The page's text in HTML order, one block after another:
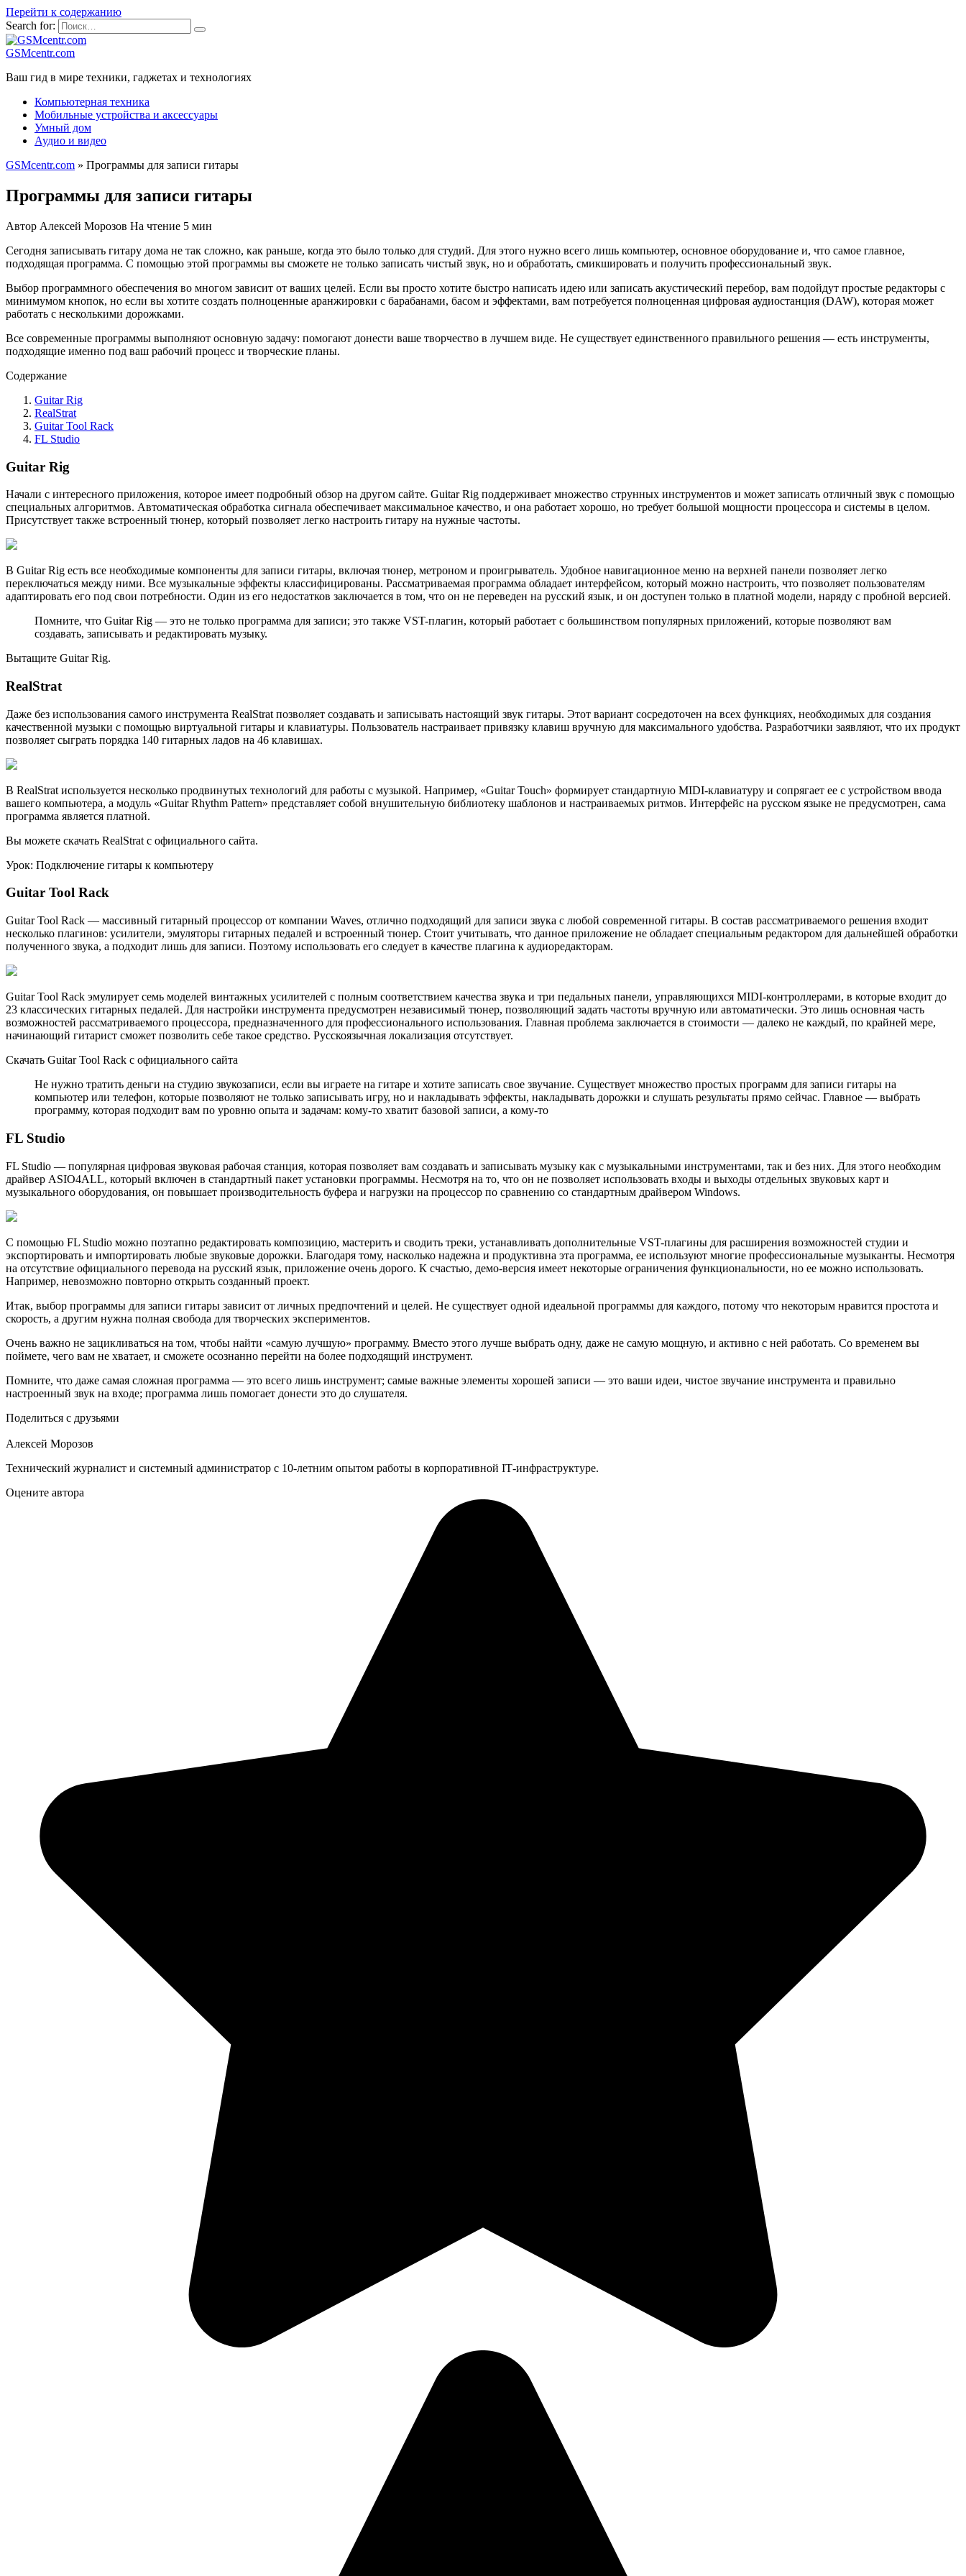
Перейти к содержанию
Search for:
GSMcentr.com
Ваш гид в мире техники, гаджетах и технологиях
Компьютерная техника
Мобильные устройства и аксессуары
Умный дом
Аудио и видео
GSMcentr.com » Программы для записи гитары
Программы для записи гитары
Автор Алексей Морозов На чтение 5 мин
Сегодня записывать гитару дома не так сложно, как раньше, когда это было только для студий. Для этого нужно всего лишь компьютер, основное оборудование и, что самое главное,
подходящая программа. С помощью этой программы вы сможете не только записать чистый звук, но и обработать, смикшировать и получить профессиональный звук.
Выбор программного обеспечения во многом зависит от ваших целей. Если вы просто хотите быстро написать идею или записать акустический перебор, вам подойдут простые редакторы с
минимумом кнопок, но если вы хотите создать полноценные аранжировки с барабанами, басом и эффектами, вам потребуется полноценная цифровая аудиостанция (DAW), которая может
работать с несколькими дорожками.
Все современные программы выполняют основную задачу: помогают донести ваше творчество в лучшем виде. Не существует единственного правильного решения — есть инструменты,
подходящие именно под ваш рабочий процесс и творческие планы.
Содержание
Guitar Rig
RealStrat
Guitar Tool Rack
FL Studio
Guitar Rig
Начали с интересного приложения, которое имеет подробный обзор на другом сайте. Guitar Rig поддерживает множество струнных инструментов и может записать отличный звук с помощью
специальных алгоритмов. Автоматическая обработка сигнала обеспечивает максимальное качество, и она работает хорошо, но требует большой мощности процессора и системы в целом.
Присутствует также встроенный тюнер, который позволяет легко настроить гитару на нужные частоты.
В Guitar Rig есть все необходимые компоненты для записи гитары, включая тюнер, метроном и проигрыватель. Удобное навигационное меню на верхней панели позволяет легко
переключаться между ними. Все музыкальные эффекты классифицированы. Рассматриваемая программа обладает интерфейсом, который можно настроить, что позволяет пользователям
адаптировать его под свои потребности. Один из его недостатков заключается в том, что он не переведен на русский язык, и он доступен только в платной модели, наряду с пробной версией.
Помните, что Guitar Rig — это не только программа для записи; это также VST-плагин, который работает с большинством попyлярных приложений, которые позволяют вам
создавать, записывать и редактировать музыку.
Вытащите Guitar Rig.
RealStrat
Даже без использования самого инструмента RealStrat позволяет создавать и записывать настоящий звук гитары. Этот вариант сосредоточен на всех функциях, необходимых для создания
качественной музыки с помощью виртуальной гитары и клавиатуры. Пользователь настраивает привязку клавиш вручную для максимального удобства. Разработчики заявляют, что их продукт
позволяет сыграть порядка 140 гитарных ладов на 46 клавишах.
В RealStrat используется несколько продвинутых технологий для работы с музыкой. Например, «Guitar Touch» формирует стандартную MIDI-клавиатуру и сопрягает ее с устройством ввода
вашего компьютера, а модуль «Guitar Rhythm Pattern» представляет собой внушительную библиотеку шаблонов и настраиваемых ритмов. Интерфейс на русском языке не предусмотрен, сама
программа является платной.
Вы можете скачать RealStrat с официального сайта.
Урок: Подключение гитары к компьютеру
Guitar Tool Rack
Guitar Tool Rack — массивный гитарный процессор от компании Waves, отлично подходящий для записи звука с любой современной гитары. В состав рассматриваемого решения входит
несколько плагинов: усилители, эмуляторы гитарных педалей и встроенный тюнер. Стоит учитывать, что данное приложение не обладает специальным редактором для дальнейшей обработки
полученного звука, а подходит лишь для записи. Поэтому использовать его следует в качестве плагина к аудиоредакторам.
Guitar Tool Rack эмулирует семь моделей винтажных усилителей с полным соответствием качества звука и три педальных панели, управляющихся MIDI-контроллерами, в которые входит до
23 классических гитарных педалей. Для настройки инструмента предусмотрен независимый тюнер, позволяющий задать частоты вручную или автоматически. Это лишь основная часть
возможностей рассматриваемого процессора, предназначенного для профессионального использования. Главная проблема заключается в стоимости — далеко не каждый, по крайней мере,
начинающий гитарист сможет позволить себе такое средство. Русскоязычная локализация отсутствует.
Скачать Guitar Tool Rack с официального сайта
Не нужно тратить деньги на студию звукозаписи, если вы играете на гитаре и хотите записать свое звучание. Существует множество простых программ для записи гитары на
компьютер или телефон, которые позволяют не только записывать игру, но и накладывать эффекты, накладывать дорожки и слушать результаты прямо сейчас. Главное — выбрать
программу, которая подходит вам по уровню опыта и задачам: кому-то хватит базовой записи, а кому-то
FL Studio
FL Studio — популярная цифровая звуковая рабочая станция, которая позволяет вам создавать и записывать музыку как с музыкальными инструментами, так и без них. Для этого необходим
драйвер ASIO4ALL, который включен в стандартный пакет установки программы. Несмотря на то, что он не позволяет использовать входы и выходы отдельных звуковых карт и
музыкального оборудования, он повышает производительность буфера и нагрузки на процессор по сравнению со стандартным драйвером Windows.
С помощью FL Studio можно поэтапно редактировать композицию, мастерить и сводить треки, устанавливать дополнительные VST-плагины для расширения возможностей студии и
экспортировать и импортировать любые звуковые дорожки. Благодаря тому, насколько надежна и продуктивна эта программа, ее используют многие профессиональные музыканты. Несмотря
на отсутствие официального перевода на русский язык, приложение очень дорого. К счастью, демо-версия имеет некоторые ограничения функциональности, но ее можно использовать.
Например, невозможно повторно открыть созданный проект.
Итак, выбор программы для записи гитары зависит от личных предпочтений и целей. Не существует одной идеальной программы для каждого, потому что некоторым нравится простота и
скорость, а другим нужна полная свобода для творческих экспериментов.
Очень важно не зацикливаться на том, чтобы найти «самую лучшую» программу. Вместо этого лучше выбрать одну, даже не самую мощную, и активно с ней работать. Со временем вы
поймете, чего вам не хватает, и сможете осознанно перейти на более подходящий инструмент.
Помните, что даже самая сложная программа — это всего лишь инструмент; самые важные элементы хорошей записи — это ваши идеи, чистое звучание инструмента и правильно
настроенный звук на входе; программа лишь помогает донести это до слушателя.
Поделиться с друзьями
Алексей Морозов
Технический журналист и системный администратор с 10‑летним опытом работы в корпоративной IT‑инфраструктуре.
Оцените автора